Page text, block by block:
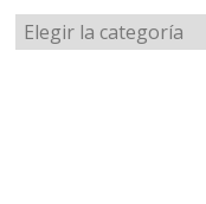
Categorías